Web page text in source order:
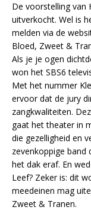
De voorstelling van
uitverkocht. Wel is
melden via de
Bloed, Zweet &
Als je je ogen
won het SBS6
Met het nummer
ervoor dat de jury
zangkwaliteiten.
gaat het theater in
die gezelligheid en
zevenkoppige
het dak eraf. En
Leef? Zeker is: dit
meedeinen mag
Zweet & Tranen.